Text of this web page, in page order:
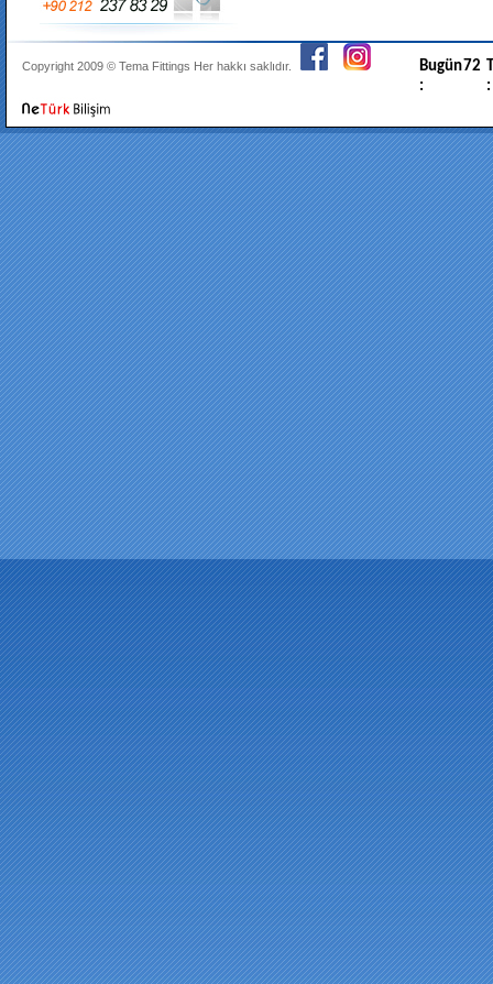
Copyright 2009 © Tema Fittings Her hakkı saklıdır.
Bugün
:
72
: